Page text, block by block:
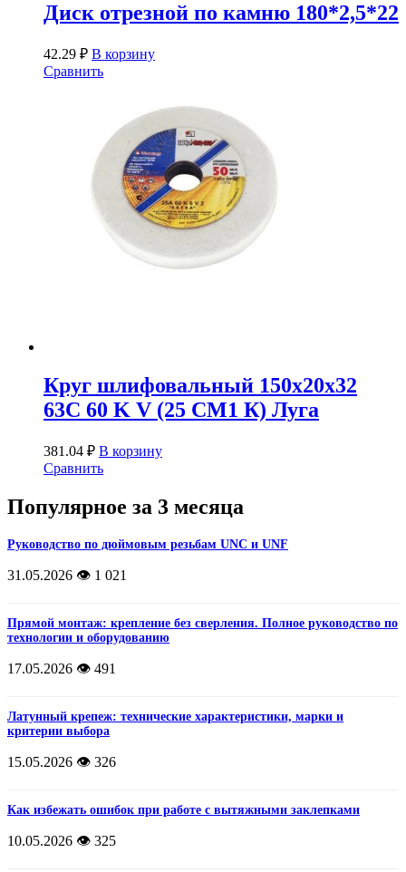
Диск отрезной по камню 180*2,5*22
42.29 ₽ В корзину
Сравнить
Круг шлифовальный 150х20х32
63С 60 K V (25 СМ1 К) Луга
381.04 ₽ В корзину
Сравнить
Популярное за 3 месяца
Руководство по дюймовым резьбам UNC и UNF
31.05.2026 👁️ 1 021
Прямой монтаж: крепление без сверления. Полное руководство по
технологии и оборудованию
17.05.2026 👁️ 491
Латунный крепеж: технические характеристики, марки и
критерии выбора
15.05.2026 👁️ 326
Как избежать ошибок при работе с вытяжными заклепками
10.05.2026 👁️ 325